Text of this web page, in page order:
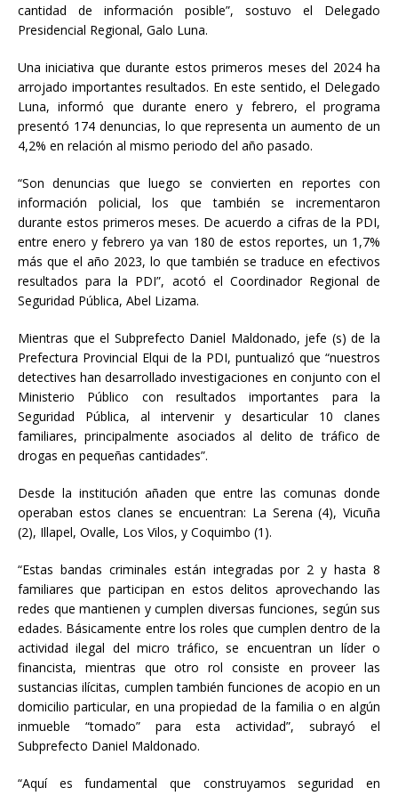
cantidad de información posible”, sostuvo el Delegado
Presidencial Regional, Galo Luna.
Una iniciativa que durante estos primeros meses del 2024 ha
arrojado importantes resultados. En este sentido, el Delegado
Luna, informó que durante enero y febrero, el programa
presentó 174 denuncias, lo que representa un aumento de un
4,2% en relación al mismo periodo del año pasado.
“Son denuncias que luego se convierten en reportes con
información policial, los que también se incrementaron
durante estos primeros meses. De acuerdo a cifras de la PDI,
entre enero y febrero ya van 180 de estos reportes, un 1,7%
más que el año 2023, lo que también se traduce en efectivos
resultados para la PDI”, acotó el Coordinador Regional de
Seguridad Pública, Abel Lizama.
Mientras que el Subprefecto Daniel Maldonado, jefe (s) de la
Prefectura Provincial Elqui de la PDI, puntualizó que “nuestros
detectives han desarrollado investigaciones en conjunto con el
Ministerio Público con resultados importantes para la
Seguridad Pública, al intervenir y desarticular 10 clanes
familiares, principalmente asociados al delito de tráfico de
drogas en pequeñas cantidades”.
Desde la institución añaden que entre las comunas donde
operaban estos clanes se encuentran: La Serena (4), Vicuña
(2), Illapel, Ovalle, Los Vilos, y Coquimbo (1).
“Estas bandas criminales están integradas por 2 y hasta 8
familiares que participan en estos delitos aprovechando las
redes que mantienen y cumplen diversas funciones, según sus
edades. Básicamente entre los roles que cumplen dentro de la
actividad ilegal del micro tráfico, se encuentran un líder o
financista, mientras que otro rol consiste en proveer las
sustancias ilícitas, cumplen también funciones de acopio en un
domicilio particular, en una propiedad de la familia o en algún
inmueble “tomado” para esta actividad”, subrayó el
Subprefecto Daniel Maldonado.
“Aquí es fundamental que construyamos seguridad en